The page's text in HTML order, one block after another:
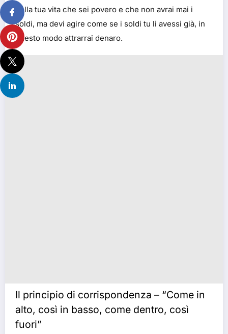
della tua vita che sei povero e che non avrai mai i
soldi, ma devi agire come se i soldi tu li avessi già, in
questo modo attrarrai denaro.
Il principio di corrispondenza – “Come in
alto, così in basso, come dentro, così
fuori”